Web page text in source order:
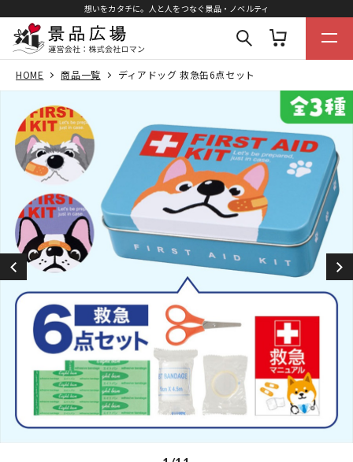
想いをカタチに。人と人をつなぐ景品・ノベルティ
HOME 商品一覧 ディアドッグ 救急缶6点セット